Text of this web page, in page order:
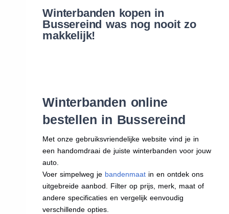
Winterbanden kopen in
Bussereind was nog nooit zo
makkelijk!
Winterbanden online
bestellen in Bussereind
Met onze gebruiksvriendelijke website vind je in
een handomdraai de juiste winterbanden voor jouw
auto.
Voer simpelweg je bandenmaat in en ontdek ons
uitgebreide aanbod. Filter op prijs, merk, maat of
andere specificaties en vergelijk eenvoudig
verschillende opties.